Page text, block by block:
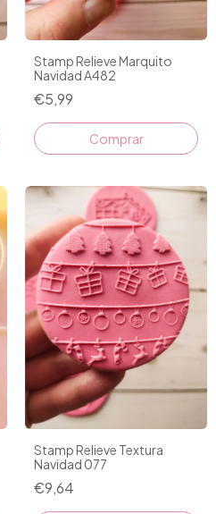
Stamp Relieve Marquito
Navidad A482
€5,99
Stamp Relieve Textura
Navidad 077
€9,64